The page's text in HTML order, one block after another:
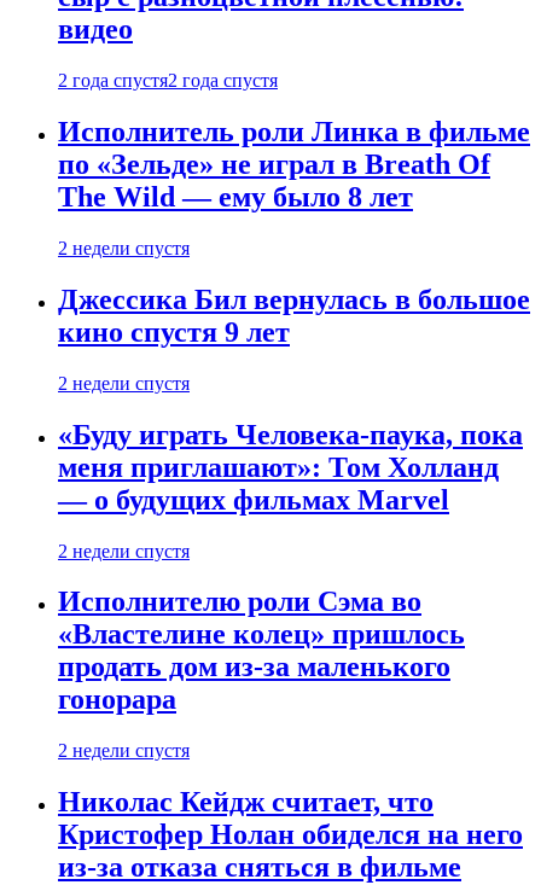
видео
2 года спустя2 года спустя
Исполнитель роли Линка в фильме
по «Зельде» не играл в Breath Of
The Wild — ему было 8 лет
2 недели спустя
Джессика Бил вернулась в большое
кино спустя 9 лет
2 недели спустя
«Буду играть Человека-паука, пока
меня приглашают»: Том Холланд
— о будущих фильмах Marvel
2 недели спустя
Исполнителю роли Сэма во
«Властелине колец» пришлось
продать дом из-за маленького
гонорара
2 недели спустя
Николас Кейдж считает, что
Кристофер Нолан обиделся на него
из-за отказа сняться в фильме